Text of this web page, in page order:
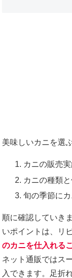
美味しいカニを選
カニの販売
カニの種類
旬の季節に
順に確認していき
いポイントは、リ
のカニを仕入れる
ネット通販ではス
入できます。足折